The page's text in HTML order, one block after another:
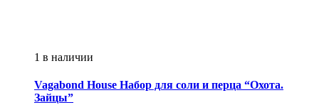
1 в наличии
Vagabond House Набор для соли и перца “Охота.
Зайцы”